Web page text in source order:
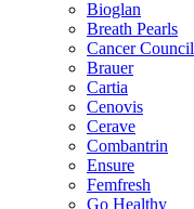
Bioglan
Breath Pearls
Cancer Council
Brauer
Cartia
Cenovis
Cerave
Combantrin
Ensure
Femfresh
Go Healthy